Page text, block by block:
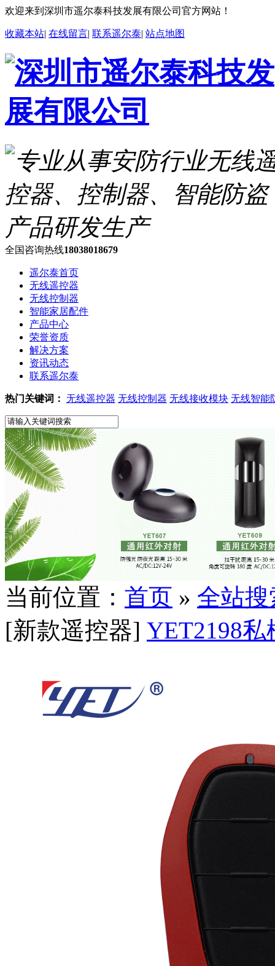
欢迎来到深圳市遥尔泰科技发展有限公司官方网站！
收藏本站| 在线留言| 联系遥尔泰| 站点地图
全国咨询热线18038018679
遥尔泰首页
无线遥控器
无线控制器
智能家居配件
产品中心
荣誉资质
解决方案
资讯动态
联系遥尔泰
热门关键词： 无线遥控器 无线控制器 无线接收模块 无线智能
当前位置： 首页 » 全站搜
[新款遥控器] YET2198私